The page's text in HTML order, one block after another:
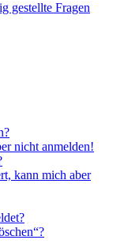
gestellte Fragen
nicht anmelden!
kann mich aber